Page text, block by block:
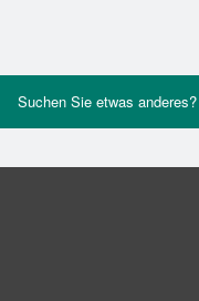
Suchen Sie etwas anderes?